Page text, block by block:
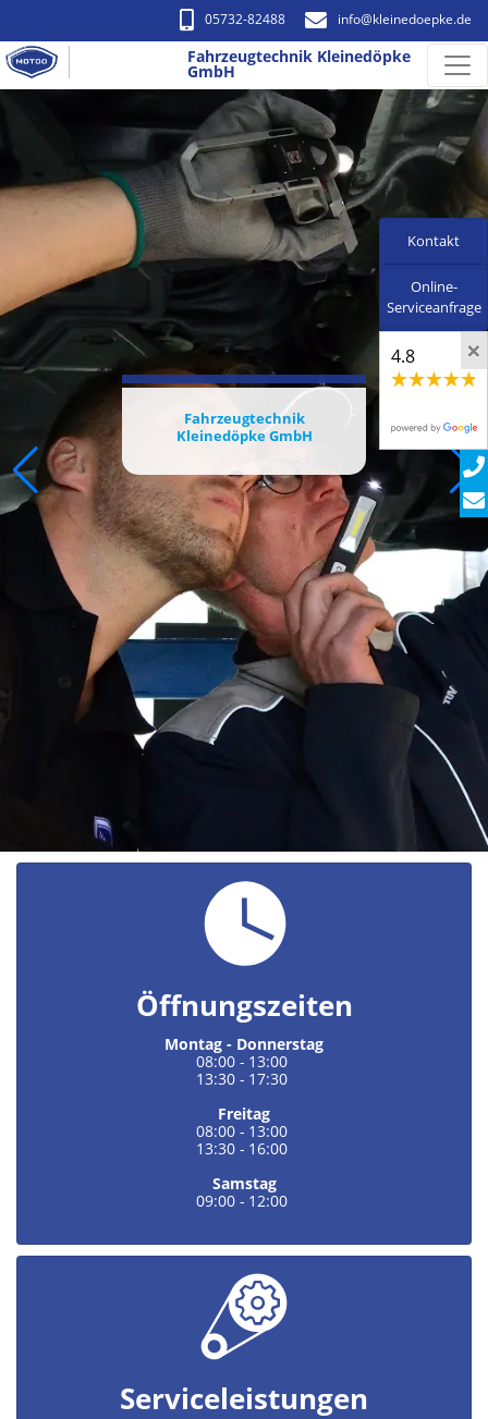
05732-82488 info​@kleinedoepke.de
Fahrzeugtechnik Kleinedöpke
GmbH
Öffnungszeiten
Montag - Donnerstag
08:00 - 13:00
13:30 - 17:30
Freitag
08:00 - 13:00
13:30 - 16:00
Samstag
09:00 - 12:00
Serviceleistungen
Kontakt
Online-
Serviceanfrage
×
4.8
Fahrzeugtechnik
Kleinedöpke GmbH